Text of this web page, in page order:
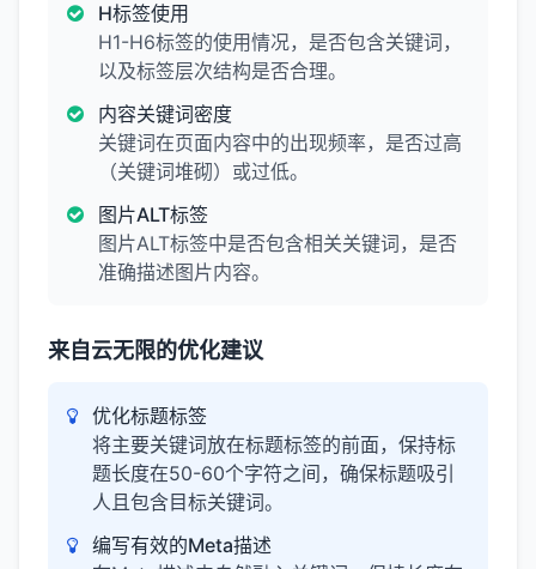
H标签使用
H1-H6标签的使用情况，是否包含关键词，
以及标签层次结构是否合理。
内容关键词密度
关键词在页面内容中的出现频率，是否过高
（关键词堆砌）或过低。
图片ALT标签
图片ALT标签中是否包含相关关键词，是否
准确描述图片内容。
来自云无限的优化建议
优化标题标签
将主要关键词放在标题标签的前面，保持标
题长度在50-60个字符之间，确保标题吸引
人且包含目标关键词。
编写有效的Meta描述